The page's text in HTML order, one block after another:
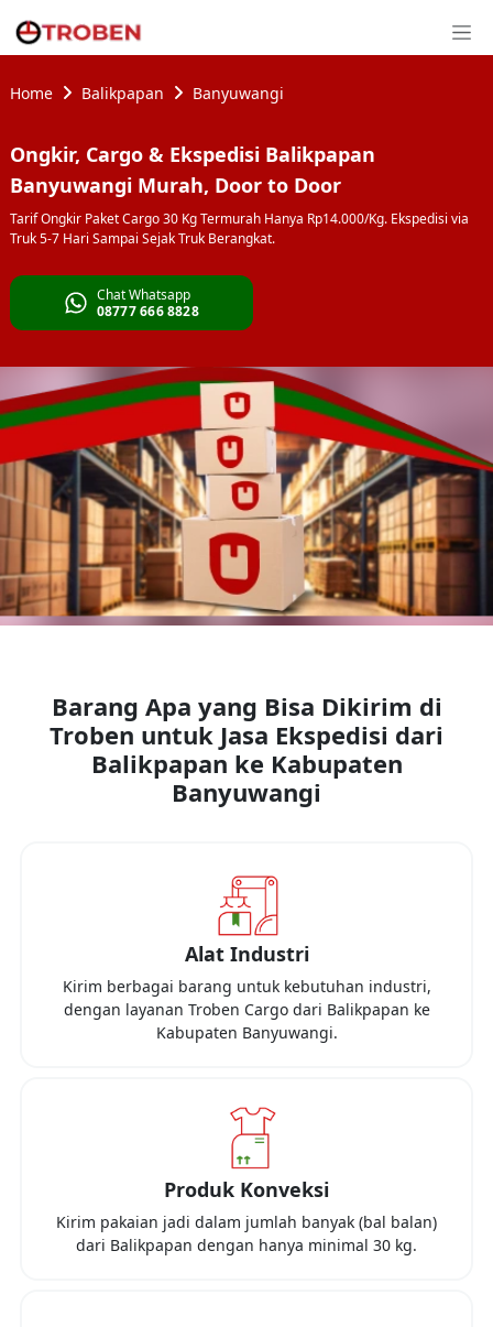
Home Balikpapan Banyuwangi
Ongkir, Cargo & Ekspedisi Balikpapan
Banyuwangi Murah, Door to Door
Tarif Ongkir Paket Cargo 30 Kg Termurah Hanya Rp14.000/Kg. Ekspedisi via
Truk 5-7 Hari Sampai Sejak Truk Berangkat.
Chat Whatsapp
08777 666 8828
Barang Apa yang Bisa Dikirim di
Troben untuk Jasa Ekspedisi dari
Balikpapan ke Kabupaten
Banyuwangi
Alat Industri
Kirim berbagai barang untuk kebutuhan industri,
dengan layanan Troben Cargo dari Balikpapan ke
Kabupaten Banyuwangi.
Produk Konveksi
Kirim pakaian jadi dalam jumlah banyak (bal balan)
dari Balikpapan dengan hanya minimal 30 kg.